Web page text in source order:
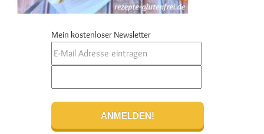
Mein kostenloser Newsletter